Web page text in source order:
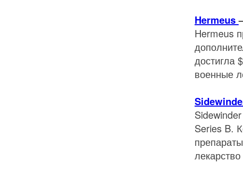
Hermeus
Hermeus
достигла
военные
Series B.